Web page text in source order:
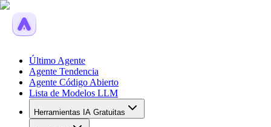
Último Agente
Agente Tendencia
Agente Código Abierto
Lista de Modelos LLM
Herramientas IA Gratuitas